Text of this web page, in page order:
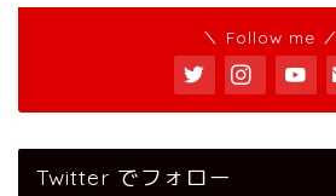
＼ Follow me ／
Twitter でフォロー